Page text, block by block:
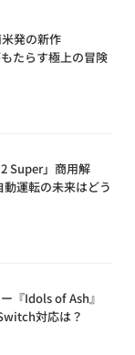
発の新作
たらす極上の冒険
Super」商用解
運転の未来はどう
『Idols of Ash』
対応は？